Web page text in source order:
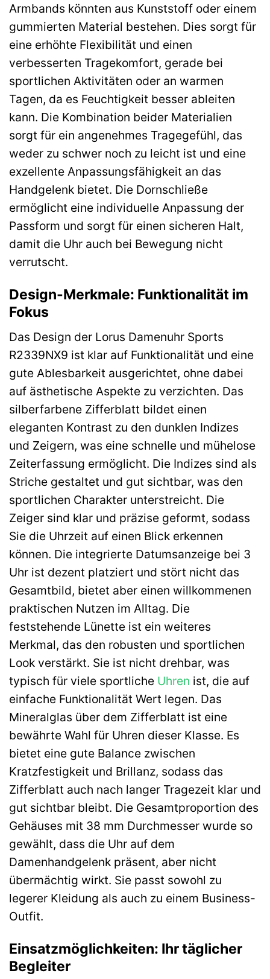
Armbands könnten aus Kunststoff oder einem
gummierten Material bestehen. Dies sorgt für
eine erhöhte Flexibilität und einen
verbesserten Tragekomfort, gerade bei
sportlichen Aktivitäten oder an warmen
Tagen, da es Feuchtigkeit besser ableiten
kann. Die Kombination beider Materialien
sorgt für ein angenehmes Tragegefühl, das
weder zu schwer noch zu leicht ist und eine
exzellente Anpassungsfähigkeit an das
Handgelenk bietet. Die Dornschließe
ermöglicht eine individuelle Anpassung der
Passform und sorgt für einen sicheren Halt,
damit die Uhr auch bei Bewegung nicht
verrutscht.
Design-Merkmale: Funktionalität im
Fokus
Das Design der Lorus Damenuhr Sports
R2339NX9 ist klar auf Funktionalität und eine
gute Ablesbarkeit ausgerichtet, ohne dabei
auf ästhetische Aspekte zu verzichten. Das
silberfarbene Zifferblatt bildet einen
eleganten Kontrast zu den dunklen Indizes
und Zeigern, was eine schnelle und mühelose
Zeiterfassung ermöglicht. Die Indizes sind als
Striche gestaltet und gut sichtbar, was den
sportlichen Charakter unterstreicht. Die
Zeiger sind klar und präzise geformt, sodass
Sie die Uhrzeit auf einen Blick erkennen
können. Die integrierte Datumsanzeige bei 3
Uhr ist dezent platziert und stört nicht das
Gesamtbild, bietet aber einen willkommenen
praktischen Nutzen im Alltag. Die
feststehende Lünette ist ein weiteres
Merkmal, das den robusten und sportlichen
Look verstärkt. Sie ist nicht drehbar, was
typisch für viele sportliche Uhren ist, die auf
einfache Funktionalität Wert legen. Das
Mineralglas über dem Zifferblatt ist eine
bewährte Wahl für Uhren dieser Klasse. Es
bietet eine gute Balance zwischen
Kratzfestigkeit und Brillanz, sodass das
Zifferblatt auch nach langer Tragezeit klar und
gut sichtbar bleibt. Die Gesamtproportion des
Gehäuses mit 38 mm Durchmesser wurde so
gewählt, dass die Uhr auf dem
Damenhandgelenk präsent, aber nicht
übermächtig wirkt. Sie passt sowohl zu
legerer Kleidung als auch zu einem Business-
Outfit.
Einsatzmöglichkeiten: Ihr täglicher
Begleiter